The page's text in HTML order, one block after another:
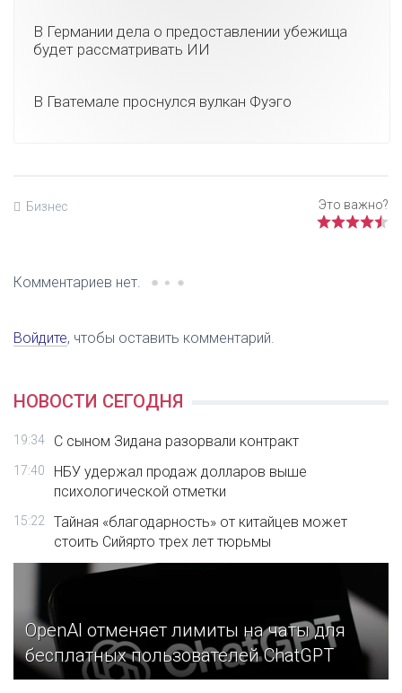
В Германии дела о предоставлении убежища
будет рассматривать ИИ
В Гватемале проснулся вулкан Фуэго
Бизнес
Комментариев нет.
Войдите, чтобы оставить комментарий.
НОВОСТИ СЕГОДНЯ
19:34 С сыном Зидана разорвали контракт
17:40
НБУ удержал продаж долларов выше
психологической отметки
15:22
Тайная «благодарность» от китайцев может
стоить Сийярто трех лет тюрьмы
OpenAI отменяет лимиты на чаты для
бесплатных пользователей ChatGPT